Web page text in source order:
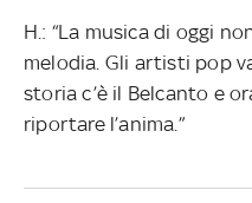
H.: “La musica di oggi
melodia. Gli artisti pop
storia c’è il Belcanto e
riportare l’anima.”